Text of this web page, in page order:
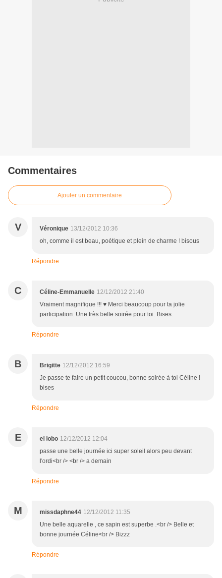
Commentaires
Ajouter un commentaire
V Véronique 13/12/2012 10:36
oh, comme il est beau, poétique et plein de charme ! bisous
Répondre
C Céline-Emmanuelle 12/12/2012 21:40
Vraiment magnifique !!! ♥ Merci beaucoup pour ta jolie
participation. Une très belle soirée pour toi. Bises.
Répondre
B Brigitte 12/12/2012 16:59
Je passe te faire un petit coucou, bonne soirée à toi Céline !
bises
Répondre
E el lobo 12/12/2012 12:04
passe une belle journée ici super soleil alors peu devant
l'ordi<br /> <br /> a demain
Répondre
M missdaphne44 12/12/2012 11:35
Une belle aquarelle , ce sapin est superbe .<br /> Belle et
bonne journée Céline<br /> Bizzz
Répondre